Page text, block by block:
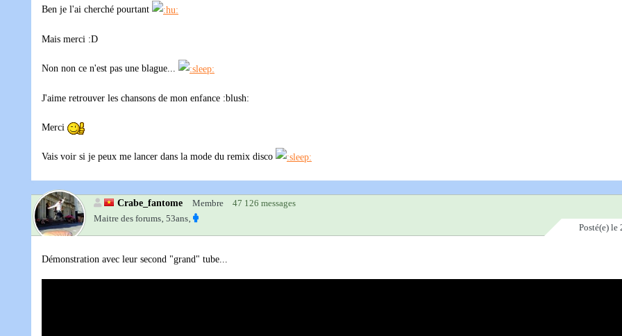
Ben je l'ai cherché pourtant
Mais merci :D
Non non ce n'est pas une blague...
J'aime retrouver les chansons de mon enfance :blush:
Merci
Vais voir si je peux me lancer dans la mode du remix disco
Crabe_fantome Membre
47 126 messages
Maitre des forums‚ 53ans‚
Posté(e) le
Démonstration avec leur second "grand" tube...